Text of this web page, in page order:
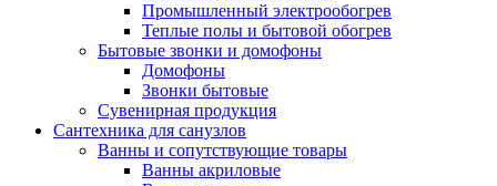
Промышленный электрообогрев
Теплые полы и бытовой обогрев
Бытовые звонки и домофоны
Домофоны
Звонки бытовые
Сувенирная продукция
Сантехника для санузлов
Ванны и сопутствующие товары
Ванны акриловые